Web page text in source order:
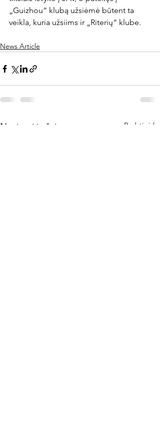
„Guizhou“ klubą užsiėmė būtent ta
News Article
Naujausi įrašai Rodyti viską